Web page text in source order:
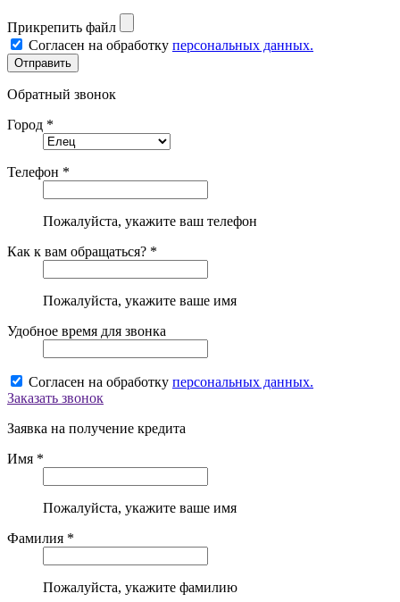
Прикрепить файл
Согласен на обработку персональных данных.
Обратный звонок
Город *
Телефон *
Пожалуйста, укажите ваш телефон
Как к вам обращаться? *
Пожалуйста, укажите ваше имя
Удобное время для звонка
Согласен на обработку персональных данных.
Заказать звонок
Заявка на получение кредита
Имя *
Пожалуйста, укажите ваше имя
Фамилия *
Пожалуйста, укажите фамилию